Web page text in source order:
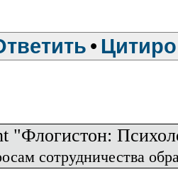
•
"Флогистон:
сотрудничества